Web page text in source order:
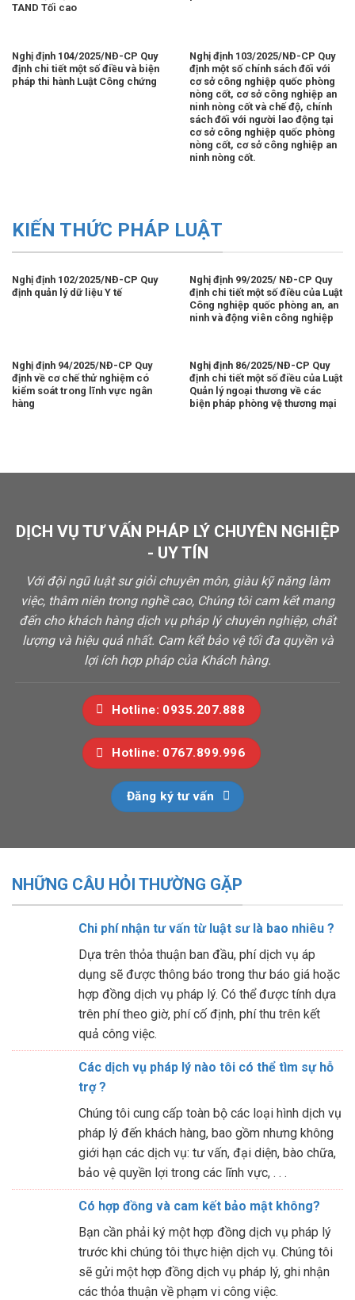
TAND Tối cao
Nghị định 104/2025/NĐ-CP Quy
định chi tiết một số điều và biện
pháp thi hành Luật Công chứng
Nghị định 103/2025/NĐ-CP Quy
định một số chính sách đối với
cơ sở công nghiệp quốc phòng
nòng cốt, cơ sở công nghiệp an
ninh nòng cốt và chế độ, chính
sách đối với người lao động tại
cơ sở công nghiệp quốc phòng
nòng cốt, cơ sở công nghiệp an
ninh nòng cốt.
KIẾN THỨC PHÁP LUẬT
Nghị định 102/2025/NĐ-CP Quy
định quản lý dữ liệu Y tế
Nghị định 99/2025/ NĐ-CP Quy
định chi tiết một số điều của Luật
Công nghiệp quốc phòng an, an
ninh và động viên công nghiệp
Nghị định 94/2025/NĐ-CP Quy
định về cơ chế thử nghiệm có
kiểm soát trong lĩnh vực ngân
hàng
Nghị định 86/2025/NĐ-CP Quy
định chi tiết một số điều của Luật
Quản lý ngoại thương về các
biện pháp phòng vệ thương mại
DỊCH VỤ TƯ VẤN PHÁP LÝ CHUYÊN NGHIỆP
- UY TÍN
Với đội ngũ luật sư giỏi chuyên môn, giàu kỹ năng làm
việc, thâm niên trong nghề cao, Chúng tôi cam kết mang
đến cho khách hàng dịch vụ pháp lý chuyên nghiệp, chất
lượng và hiệu quả nhất. Cam kết bảo vệ tối đa quyền và
lợi ích hợp pháp của Khách hàng.
Hotline: 0935.207.888
Hotline: 0767.899.996
Đăng ký tư vấn
NHỮNG CÂU HỎI THƯỜNG GẶP
Chi phí nhận tư vấn từ luật sư là bao nhiêu ?
Dựa trên thỏa thuận ban đầu, phí dịch vụ áp
dụng sẽ được thông báo trong thư báo giá hoặc
hợp đồng dịch vụ pháp lý. Có thể được tính dựa
trên phí theo giờ, phí cố định, phí thu trên kết
quả công việc.
Các dịch vụ pháp lý nào tôi có thể tìm sự hỗ
trợ ?
Chúng tôi cung cấp toàn bộ các loại hình dịch vụ
pháp lý đến khách hàng, bao gồm nhưng không
giới hạn các dịch vụ: tư vấn, đại diện, bào chữa,
bảo vệ quyền lợi trong các lĩnh vực, . . .
Có hợp đồng và cam kết bảo mật không?
Bạn cần phải ký một hợp đồng dịch vụ pháp lý
trước khi chúng tôi thực hiện dịch vụ. Chúng tôi
sẽ gửi một hợp đồng dịch vụ pháp lý, ghi nhận
các thỏa thuận về phạm vi công việc.